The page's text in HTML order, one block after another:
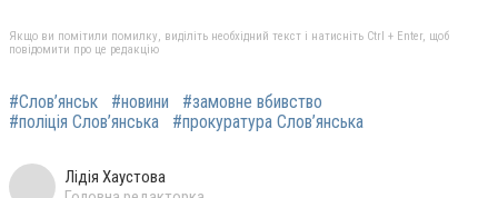
Якщо ви помітили помилку, виділіть необхідний текст і натисніть Ctrl + Enter, щоб
повідомити про це редакцію
#Слов’янськ #новини
#замовне вбивство
#поліція Слов’янська
#прокуратура Слов’янська
Лідія Хаустова